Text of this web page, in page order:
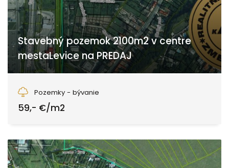
Stavebný pozemok 2100m2 v centre
mestaLevice na PREDAJ
Pozemky - bývanie
59,- €/m2